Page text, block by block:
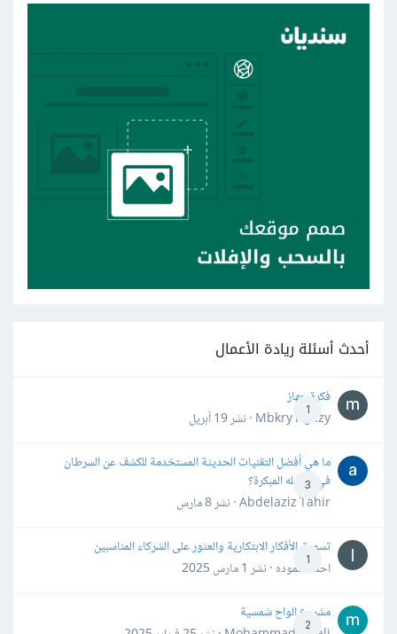
أحدث أسئلة ريادة الأعمال
1
فكرة جهاز
Mbkry Hgazy · نشر
19 أبريل
3
ما هي أفضل التقنيات الحديثة المستخدمة للكشف عن السرطان
في مراحله المبكرة؟
Abdelaziz Tahir · نشر
8 مارس
1
تسويق الأفكار الابتكارية والعثور على الشركاء المناسبين
احمد حموده · نشر 1 مارس 2025
2
مشروع الواح شمسية